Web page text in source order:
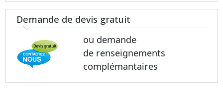
Demande de devis gratuit
ou demande
de renseignements
complémantaires